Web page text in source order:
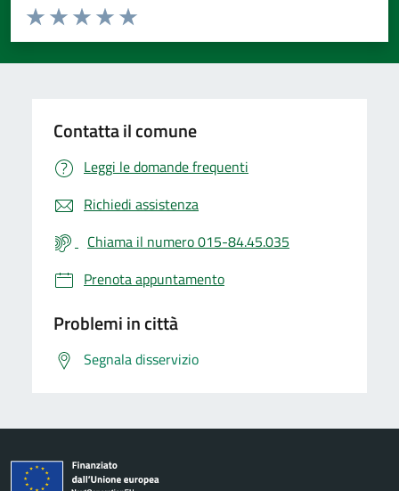
Valuta da 1 a 5 stelle la pagina
Valuta 5 stelle su 5
Valuta 4 stelle su 5
Valuta 3 stelle su 5
Valuta 2 stelle su 5
Valuta 1 stelle su 5
Contatta il comune
Leggi le domande frequenti
Richiedi assistenza
Chiama il numero 015-84.45.035
Prenota appuntamento
Problemi in città
Segnala disservizio